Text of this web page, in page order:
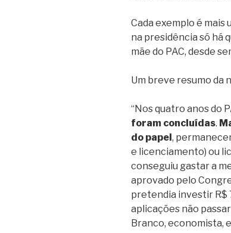
Cada exemplo é mais
na presidência só há
mãe do PAC, desde
Um breve resumo da
“Nos quatro anos do
foram concluídas.
do papel,
e licenciamento) ou
conseguiu gastar a
aprovado pelo
pretendia investir R$
aplicações não
Branco, economista,